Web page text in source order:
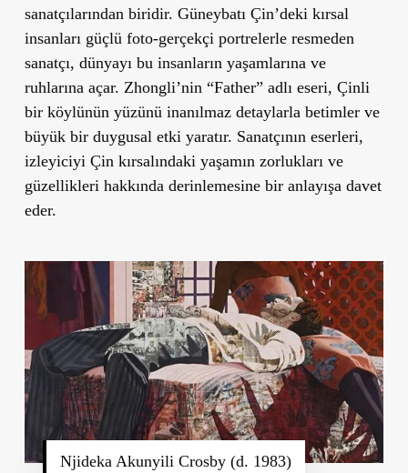
sanatçılarından biridir. Güneybatı Çin’deki kırsal
insanları güçlü foto-gerçekçi portrelerle resmeden
sanatçı, dünyayı bu insanların yaşamlarına ve
ruhlarına açar. Zhongli’nin “Father” adlı eseri, Çinli
bir köylünün yüzünü inanılmaz detaylarla betimler ve
büyük bir duygusal etki yaratır. Sanatçının eserleri,
izleyiciyi Çin kırsalındaki yaşamın zorlukları ve
güzellikleri hakkında derinlemesine bir anlayışa davet
eder.
Njideka Akunyili Crosby (d. 1983)